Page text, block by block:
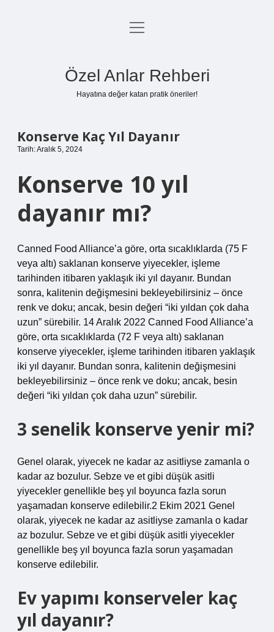
Anasayfa
menüyü
Özel Anlar Rehberi
Hayatına değer katan pratik öneriler!
Konserve Kaç Yıl Dayanır
Tarih: Aralık 5, 2024
Konserve 10 yıl
dayanır mı?
Canned Food Alliance’a göre, orta sıcaklıklarda (75 F
veya altı) saklanan konserve yiyecekler, işleme
tarihinden itibaren yaklaşık iki yıl dayanır. Bundan
sonra, kalitenin değişmesini bekleyebilirsiniz – önce
renk ve doku; ancak, besin değeri “iki yıldan çok daha
uzun” sürebilir. 14 Aralık 2022 Canned Food Alliance’a
göre, orta sıcaklıklarda (72 F veya altı) saklanan
konserve yiyecekler, işleme tarihinden itibaren yaklaşık
iki yıl dayanır. Bundan sonra, kalitenin değişmesini
bekleyebilirsiniz – önce renk ve doku; ancak, besin
değeri “iki yıldan çok daha uzun” sürebilir.
3 senelik konserve yenir mi?
Genel olarak, yiyecek ne kadar az asitliyse zamanla o
kadar az bozulur. Sebze ve et gibi düşük asitli
yiyecekler genellikle beş yıl boyunca fazla sorun
yaşamadan konserve edilebilir.2 Ekim 2021 Genel
olarak, yiyecek ne kadar az asitliyse zamanla o kadar
az bozulur. Sebze ve et gibi düşük asitli yiyecekler
genellikle beş yıl boyunca fazla sorun yaşamadan
konserve edilebilir.
Ev yapımı konserveler kaç
yıl dayanır?